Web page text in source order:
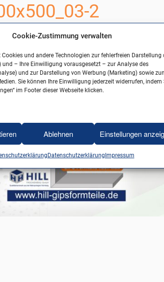
Cookie-Zustimmung verwalten
Cookies und andere Technologien zur fehlerfreien Darstellung
und – Ihre Einwilligung vorausgesetzt – zur Analyse des
und zur Darstellung von Werbung (Marketing) sowie
Sie können Ihre Einwilligung jederzeit widerrufen, indem
im Footer dieser Webseite klicken.
Ablehnen Einstellungen
Datenschutzerklärung Impressum
2
2.